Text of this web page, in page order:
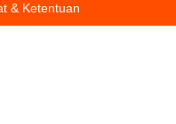
& Ketentuan